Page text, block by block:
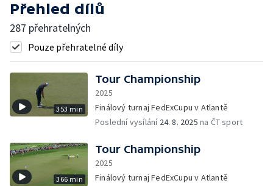
Přehled dílů
287 přehratelných
Pouze přehratelné díly
353 min
Tour Championship
2025
Finálový turnaj FedExCupu v Atlantě
Poslední vysílání 24. 8. 2025 na ČT sport
366 min
Tour Championship
2025
Finálový turnaj FedExCupu v Atlantě